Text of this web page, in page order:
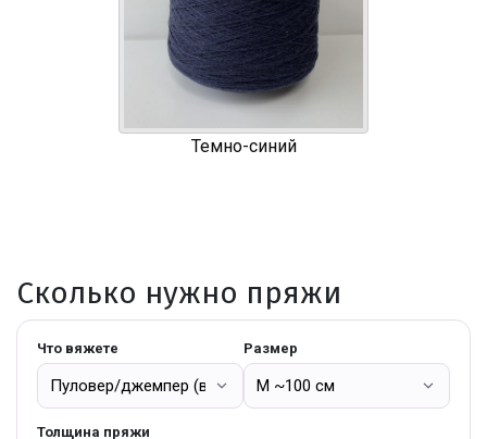
Темно-синий
Сколько нужно пряжи
Что вяжете Размер
Толщина пряжи